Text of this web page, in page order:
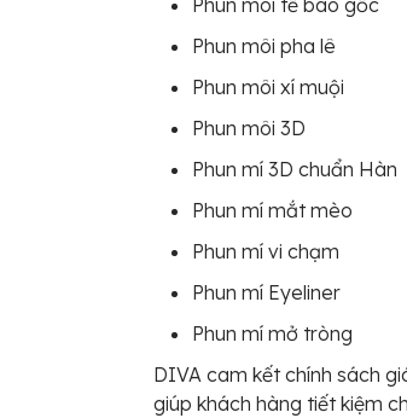
Phun môi tế bào gốc
Phun môi pha lê
Phun môi xí muội
Phun môi 3D
Phun mí 3D chuẩn Hàn
Phun mí mắt mèo
Phun mí vi chạm
Phun mí Eyeliner
Phun mí mở tròng
DIVA cam kết chính sách
giúp khách hàng tiết kiệm